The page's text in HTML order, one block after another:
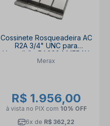
Cossinete Rosqueadeira AC
R2A 3/4" UNC para
Vergalhão RA0304 MERAX
Merax
R$ 1.956,00
à vista no PIX com 10% OFF
6x de R$ 362,22